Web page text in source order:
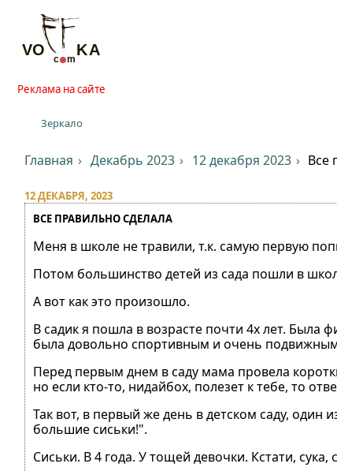
Реклама на сайте
Зеркало
Главная Декабрь 2023 12 декабря 2023 Все
12 ДЕКАБРЯ, 2023
ВСЕ ПРАВИЛЬНО СДЕЛАЛА
Меня в школе не травили, т.к. самую первую
Потом большинство детей из сада пошли в
А вот как это произошло.
В садик я пошла в возрасте почти 4х лет. Была
была довольно спортивным и очень
Перед первым днем в саду мама провела
но если кто-то, нидайбох, полезет к тебе, то
Так вот, в первый же день в детском саду, один
большие сиськи!".
Сиськи. В 4 года. У тощей девочки. Кстати,